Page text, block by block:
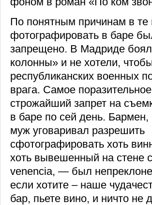
По понятным причинам в те
фотографировать в баре
запрещено. В Мадриде
колонны» и не хотели,
республиканских военных
врага. Самое
строжайший запрет на
в баре по сей день. Бармен,
муж уговаривал разрешить
сфотографировать хоть
хоть вывешенный на стене
venencia, — был
если хотите – наше
бар, пьете вино, и ничто